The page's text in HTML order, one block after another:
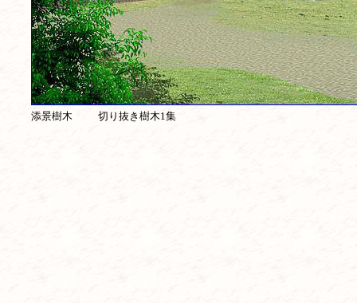
添景樹木 切り抜き樹木1集